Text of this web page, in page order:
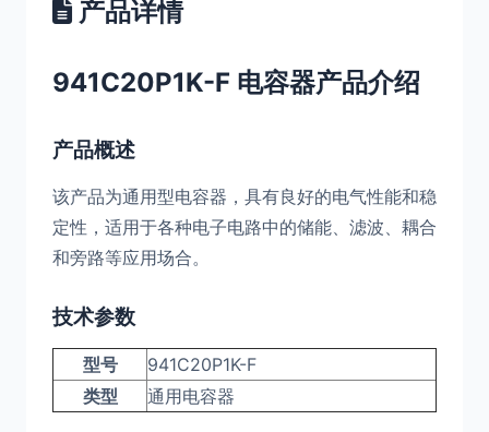
产品详情
941C20P1K-F 电容器产品介绍
产品概述
该产品为通用型电容器，具有良好的电气性能和稳
定性，适用于各种电子电路中的储能、滤波、耦合
和旁路等应用场合。
技术参数
型号
941C20P1K-F
类型
通用电容器